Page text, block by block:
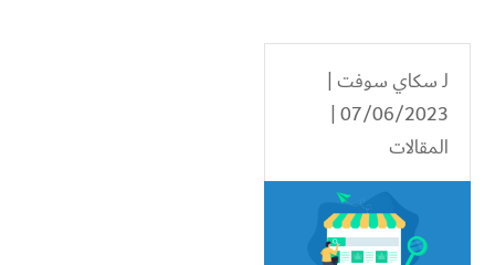
لـسكاي سوفت |
07/06/2023 |
المقالات